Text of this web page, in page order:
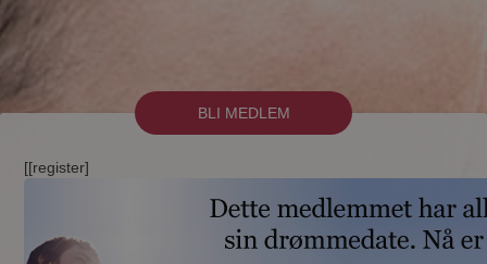
BLI MEDLEM
[[register]